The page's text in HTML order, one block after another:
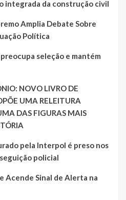
integrada da construção civil
Amplia Debate Sobre
Política
seleção e mantém
NOVO LIVRO DE
UMA RELEITURA
DAS FIGURAS MAIS
pela Interpol é preso nos
policial
Acende Sinal de Alerta na